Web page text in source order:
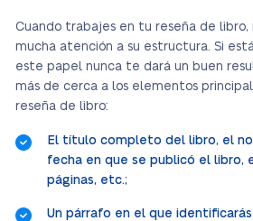
Cuando trabajes en tu reseña de
mucha atención a su estructura. Si
este papel nunca te dará un buen
más de cerca a los elementos
reseña de libro:
El título completo del libro, el
fecha en que se publicó el libro,
páginas, etc.;
Un párrafo en el que